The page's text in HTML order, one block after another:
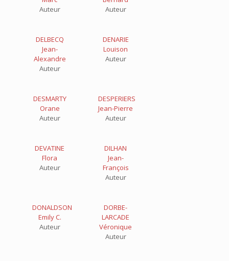
Auteur
Auteur
DELBECQ
Jean-
Alexandre
Auteur
DENARIE
Louison
Auteur
DESMARTY
Orane
Auteur
DESPERIERS
Jean-Pierre
Auteur
DEVATINE
Flora
Auteur
DILHAN
Jean-
François
Auteur
DONALDSON
Emily C.
Auteur
DORBE-
LARCADE
Véronique
Auteur